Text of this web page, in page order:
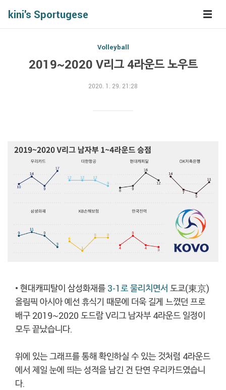
kini's Sportugese
Volleyball
2019~2020 V리그 4라운드 노우트
2020. 1. 29. 21:28
• 현대캐피탈이 삼성화재를 3-1로 물리치면서 도쿄(東京)
올림픽 아시아 예선 휴식기 때문에 더욱 길게 느꼈던 프로
배구 2019~2020 도드람 V리그 남자부 4라운드 일정이
모두 끝났습니다.
위에 있는 그래프를 통해 확인하실 수 있는 것처럼 4라운드
에서 제일 눈에 띄는 성적을 남긴 건 단연 우리카드였습니
다.